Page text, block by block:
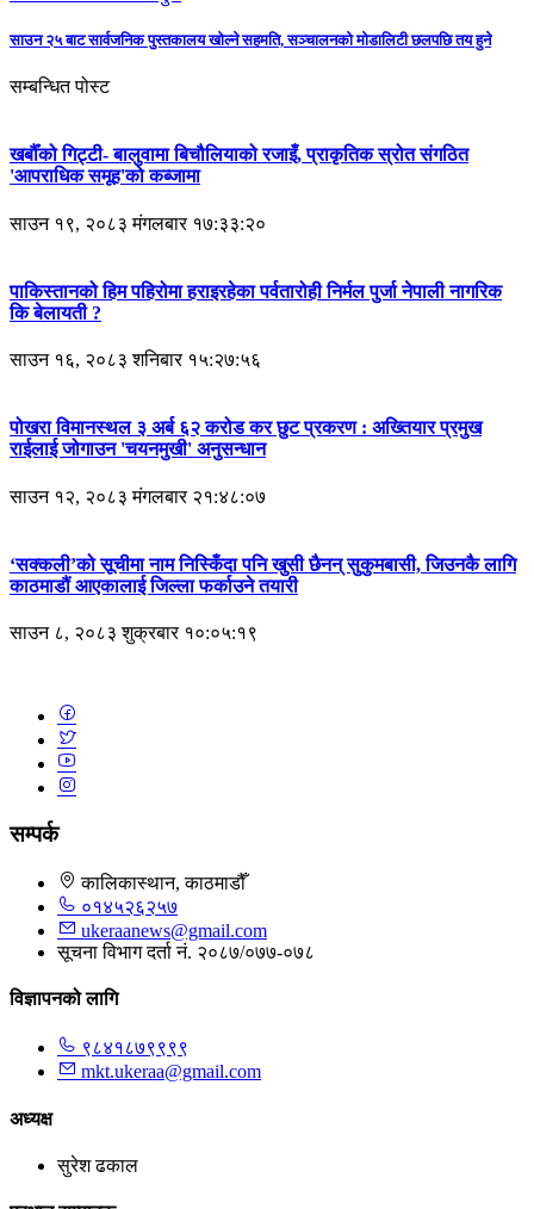
साउन २५ बाट सार्वजनिक पुस्तकालय खोल्ने सहमति, सञ्चालनको मोडालिटी छलपछि तय हुने
सम्बन्धित पोस्ट
खर्बौँको गिट्टी- बालुवामा बिचौलियाको रजाइँ, प्राकृतिक स्रोत संगठित
'आपराधिक समूह'को कब्जामा
साउन १९, २०८३ मंगलबार १७:३३:२०
पाकिस्तानको हिम पहिरोमा हराइरहेका पर्वतारोही निर्मल पुर्जा नेपाली नागरिक
कि बेलायती ?
साउन १६, २०८३ शनिबार १५:२७:५६
पोखरा विमानस्थल ३ अर्ब ६२ करोड कर छुट प्रकरण : अख्तियार प्रमुख
राईलाई जोगाउन 'चयनमुखी' अनुसन्धान
साउन १२, २०८३ मंगलबार २१:४८:०७
‘सक्कली’को सूचीमा नाम निस्किँदा पनि खुसी छैनन् सुकुमबासी, जिउनकै लागि
काठमाडौं आएकालाई जिल्ला फर्काउने तयारी
साउन ८, २०८३ शुक्रबार १०:०५:१९
सम्पर्क
कालिकास्थान, काठमाडौँ
०१४५२६२५७
ukeraanews@gmail.com
सूचना विभाग दर्ता नं. २०८७/०७७-०७८
विज्ञापनको लागि
९८४१८७९९९९
mkt.ukeraa@gmail.com
अध्यक्ष
सुरेश ढकाल